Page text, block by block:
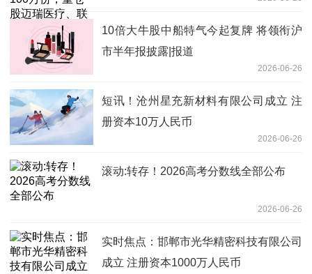
10倍大牛股中船特气今起复牌 将领衔沪
市半年报披露|报道
2026-06-26
短讯！沧州星充新材料有限公司成立 注
册资本10万人民币
2026-06-26
滚动:转存！2026高考分数线全部公布
2026-06-26
实时焦点：邯郸市光华精密科技有限公司
成立 注册资本1000万人民币